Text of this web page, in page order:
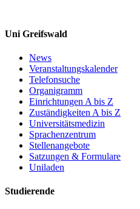
Uni Greifswald
News
Veranstaltungskalender
Telefonsuche
Organigramm
Einrichtungen A bis Z
Zuständigkeiten A bis Z
Universitätsmedizin
Sprachenzentrum
Stellenangebote
Satzungen & Formulare
Uniladen
Studierende